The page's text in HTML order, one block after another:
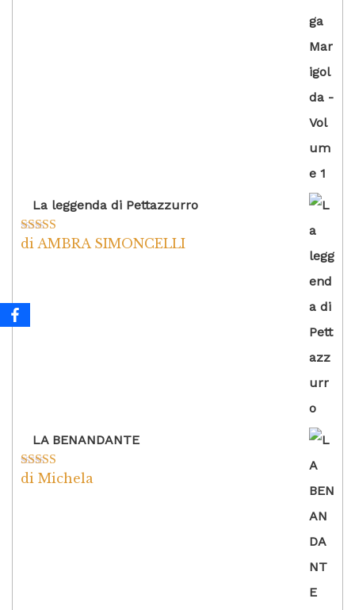
La leggenda di Pettazzurro
Valutato5su
di AMBRA SIMONCELLI
LA BENANDANTE
Valutato5su
di Michela